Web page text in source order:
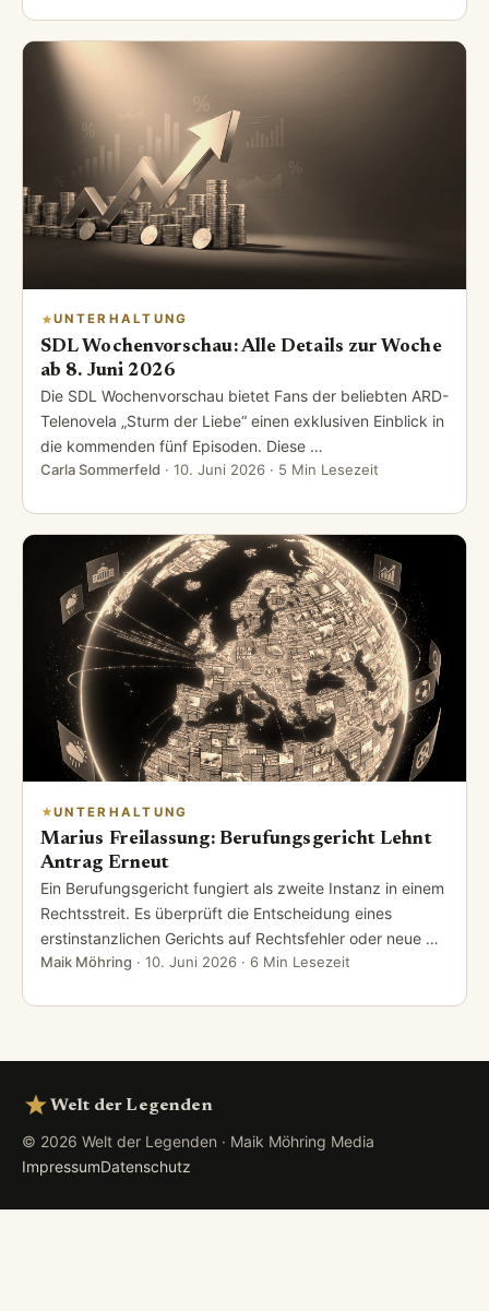
UNTERHALTUNG
SDL Wochenvorschau: Alle Details zur Woche
ab 8. Juni 2026
Die SDL Wochenvorschau bietet Fans der beliebten ARD-
Telenovela „Sturm der Liebe“ einen exklusiven Einblick in
die kommenden fünf Episoden. Diese …
Carla Sommerfeld · 10. Juni 2026 · 5 Min Lesezeit
UNTERHALTUNG
Marius Freilassung: Berufungsgericht Lehnt
Antrag Erneut
Ein Berufungsgericht fungiert als zweite Instanz in einem
Rechtsstreit. Es überprüft die Entscheidung eines
erstinstanzlichen Gerichts auf Rechtsfehler oder neue …
Maik Möhring · 10. Juni 2026 · 6 Min Lesezeit
Welt der Legenden
© 2026 Welt der Legenden · Maik Möhring Media
ImpressumDatenschutz